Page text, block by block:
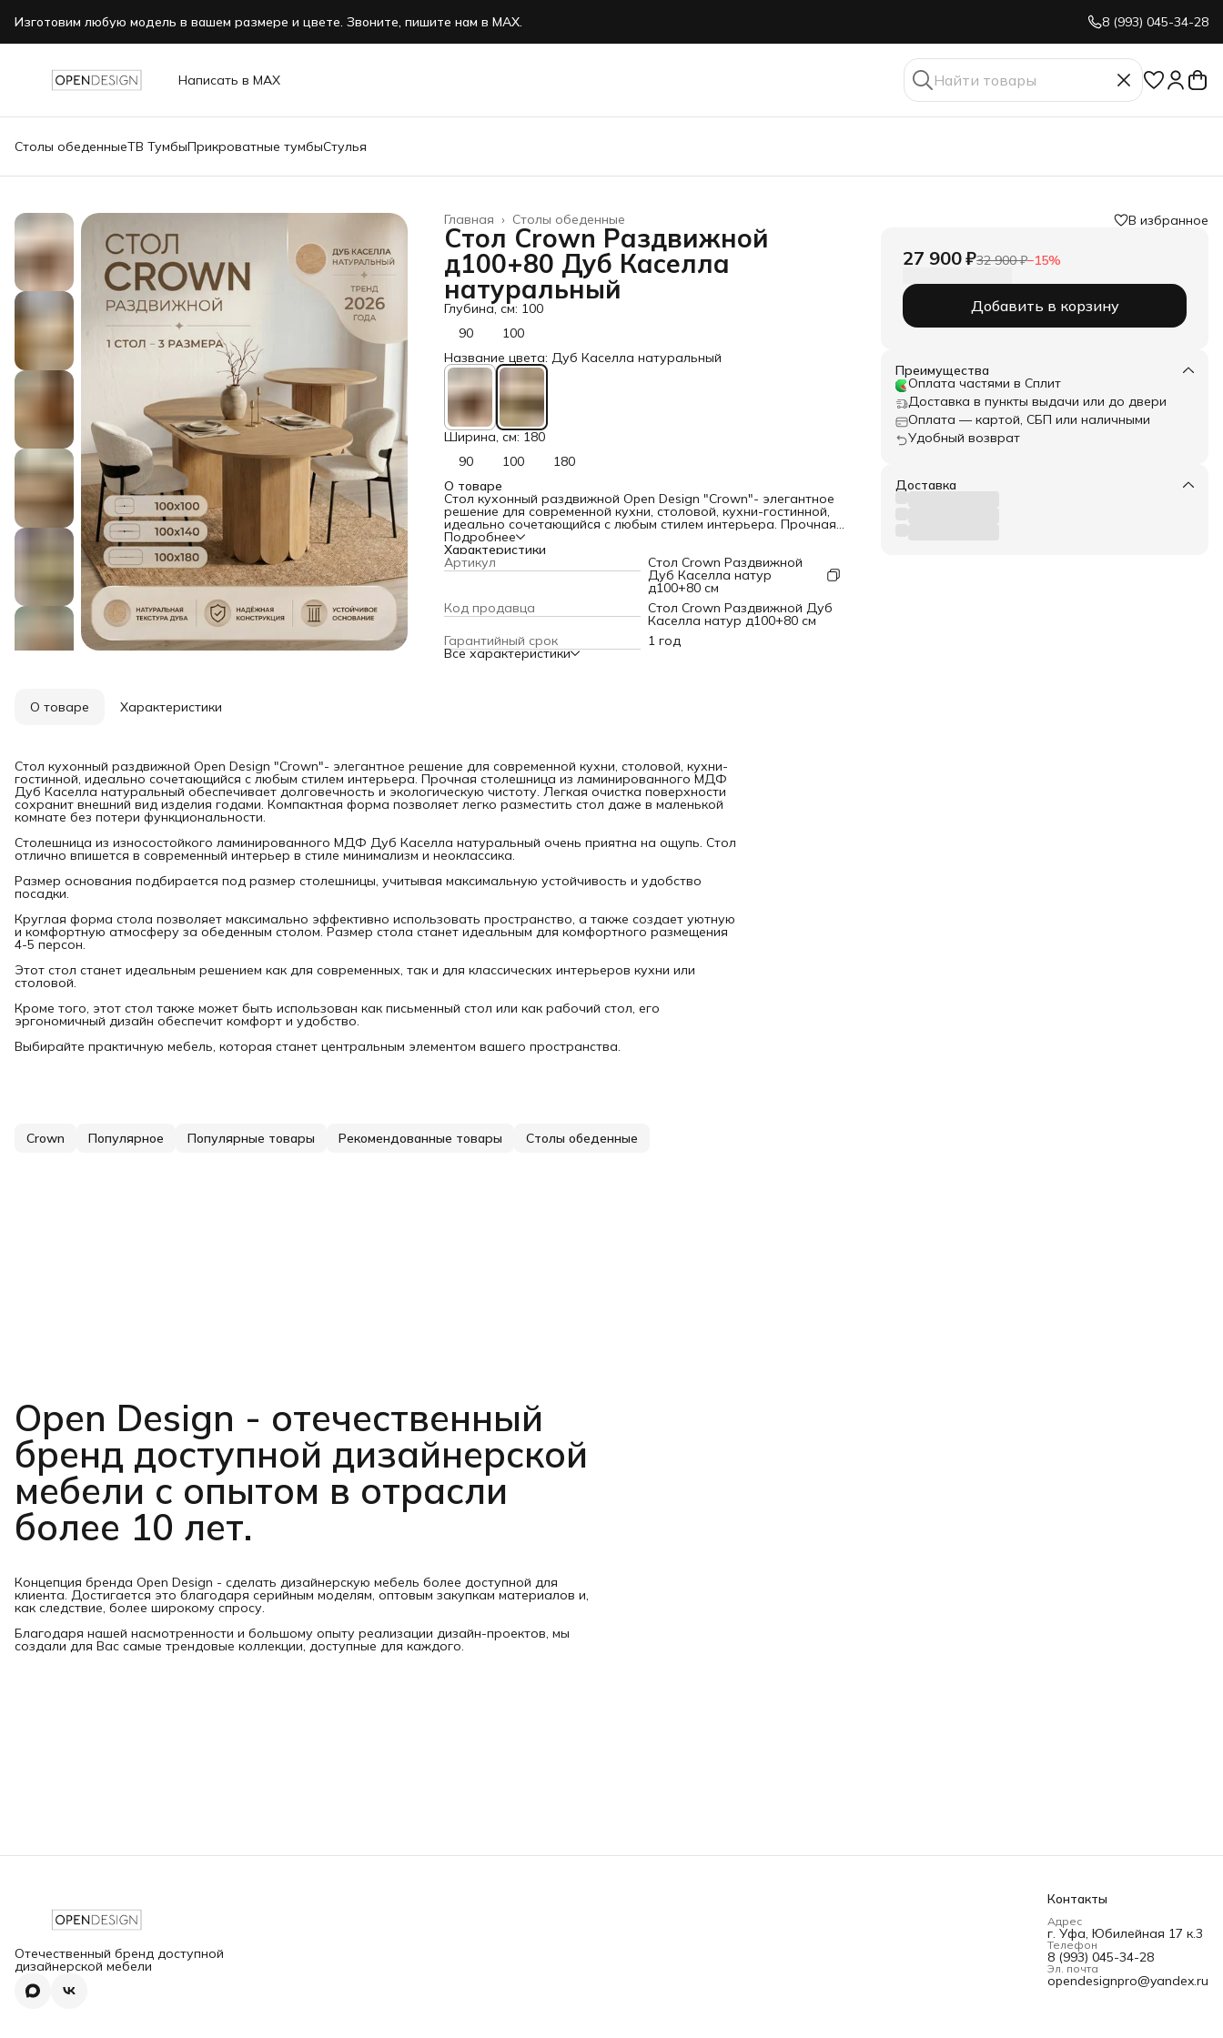
Изготовим любую модель в вашем размере и цвете. Звоните, пишите нам в MAX. 8 (993) 045-34-28
Написать в MAX
Столы обеденныеТВ ТумбыПрикроватные тумбыСтулья
Столы обеденные
Главная ›
Стол Crown Раздвижной
д100+80 Дуб Каселла
натуральный
Глубина, см: 100
90
100
Название цвета: Дуб Каселла натуральный
Ширина, см: 180
90
100
180
О товаре
Стол кухонный раздвижной Open Design "Crown"- элегантное
решение для современной кухни, столовой, кухни-гостинной,
идеально сочетающийся с любым стилем интерьера. Прочная
столешница из ламинированного МДФ Дуб Каселла
натуральный обеспечивает долговечность и экологическую
чистоту. Легкая очистка поверхности сохранит внешний вид
изделия годами. Компактная форма позволяет легко
разместить стол даже в маленькой комнате без потери
функциональности.
Столешница из износостойкого ламинированного МДФ Дуб
Каселла натуральный очень приятна на ощупь. Стол отлично
впишется в современный интерьер в стиле минимализм и
неоклассика.
Размер основания подбирается под размер столешницы,
Кроме того, этот стол также может быть использован как
письменный стол или как рабочий стол, его эргономичный
дизайн обеспечит комфорт и удобство.
Выбирайте практичную мебель, которая станет центральным
Подробнее
Характеристики
Артикул Стол Crown Раздвижной
Дуб Каселла натур
д100+80 см
Код продавца
Стол Crown Раздвижной Дуб
Каселла натур д100+80 см
Гарантийный срок
1 год
Все характеристики
В избранное
27 900 ₽32 900 ₽−15%
Добавить в корзину
Преимущества
Оплата частями в Сплит
Доставка в пункты выдачи или до двери
Оплата — картой, СБП или наличными
Удобный возврат
Доставка
О товаре Характеристики
Стол кухонный раздвижной Open Design "Crown"- элегантное решение для современной кухни, столовой, кухни-
гостинной, идеально сочетающийся с любым стилем интерьера. Прочная столешница из ламинированного МДФ
Дуб Каселла натуральный обеспечивает долговечность и экологическую чистоту. Легкая очистка поверхности
сохранит внешний вид изделия годами. Компактная форма позволяет легко разместить стол даже в маленькой
комнате без потери функциональности.
Столешница из износостойкого ламинированного МДФ Дуб Каселла натуральный очень приятна на ощупь. Стол
отлично впишется в современный интерьер в стиле минимализм и неоклассика.
Размер основания подбирается под размер столешницы, учитывая максимальную устойчивость и удобство
посадки.
Круглая форма стола позволяет максимально эффективно использовать пространство, а также создает уютную
и комфортную атмосферу за обеденным столом. Размер стола станет идеальным для комфортного размещения
4-5 персон.
Этот стол станет идеальным решением как для современных, так и для классических интерьеров кухни или
столовой.
Кроме того, этот стол также может быть использован как письменный стол или как рабочий стол, его
эргономичный дизайн обеспечит комфорт и удобство.
Выбирайте практичную мебель, которая станет центральным элементом вашего пространства.
Crown Популярное Популярные товары Рекомендованные товары Столы обеденные
Open Design - отечественный
бренд доступной дизайнерской
мебели с опытом в отрасли
более 10 лет.
Концепция бренда Open Design - сделать дизайнерскую мебель более доступной для
клиента. Достигается это благодаря серийным моделям, оптовым закупкам материалов и,
как следствие, более широкому спросу.
Благодаря нашей насмотренности и большому опыту реализации дизайн-проектов, мы
создали для Вас самые трендовые коллекции, доступные для каждого.
Отечественный бренд доступной
дизайнерской мебели
Контакты
Адрес
г. Уфа, Юбилейная 17 к.3
Телефон
8 (993) 045-34-28
Эл. почта
opendesignpro@yandex.ru